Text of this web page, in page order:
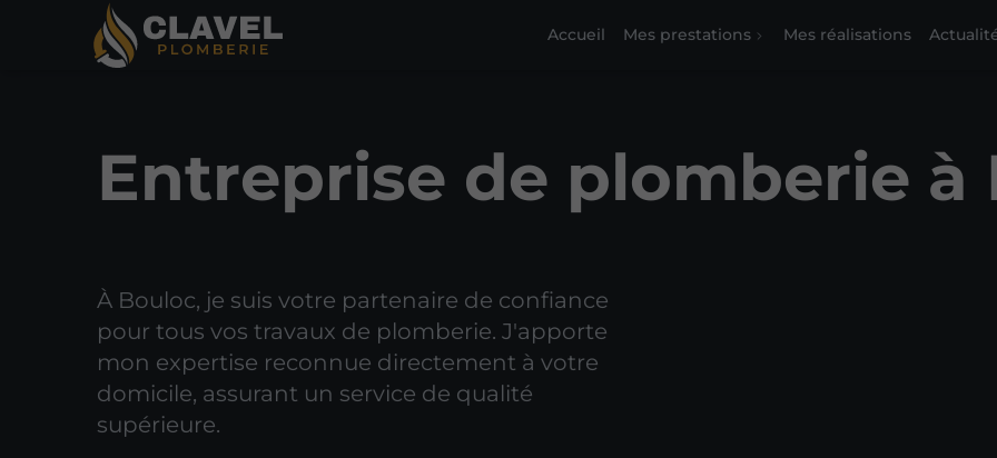
Accueil Mes prestations Mes réalisations
Entreprise de plomberie à
À Bouloc, je suis votre partenaire de confiance
pour tous vos travaux de plomberie. J'apporte
mon expertise reconnue directement à votre
domicile, assurant un service de qualité
supérieure.